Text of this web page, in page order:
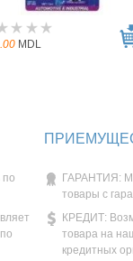
MDL
по
ГАРАНТИЯ:
товары с
КРЕДИТ:
товара на
кредитных